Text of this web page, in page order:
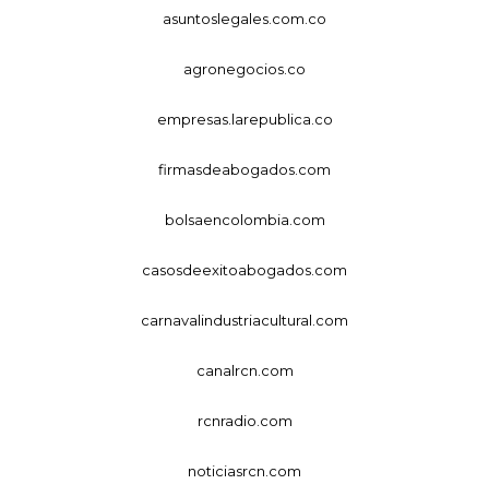
asuntoslegales.com.co
agronegocios.co
empresas.larepublica.co
firmasdeabogados.com
bolsaencolombia.com
casosdeexitoabogados.com
carnavalindustriacultural.com
canalrcn.com
rcnradio.com
noticiasrcn.com